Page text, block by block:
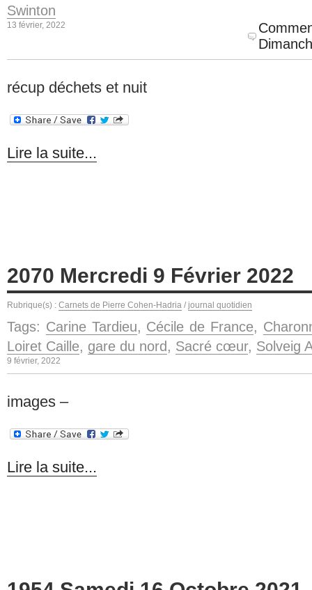
Swinton
13 février, 2022
récup déchets et nuit
Lire la suite...
2070 Mercredi 9 Février 2022
Rubrique(s) : Carnets de Pierre Cohen-Hadria / journal quotidien
Tags: Carine Tardieu, Cécile de France,
Loiret Caille, gare du nord , Sacré cœur, Solveig
9 février, 2022
images –
Lire la suite...